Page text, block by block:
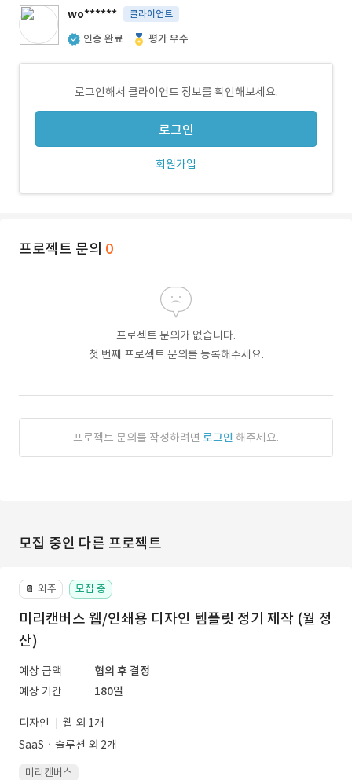
wo****** 클라이언트
인증 완료 평가 우수
로그인해서 클라이언트 정보를 확인해보세요.
로그인
회원가입
프로젝트 문의 0
프로젝트 문의가 없습니다.
첫 번째 프로젝트 문의를 등록해주세요.
프로젝트 문의를 작성하려면 로그인 해주세요.
모집 중인 다른 프로젝트
📔 외주 모집 중
미리캔버스 웹/인쇄용 디자인 템플릿 정기 제작 (월 정
산)
예상 금액
협의 후 결정
예상 기간
180일
디자인
웹 외 1개
SaaSㆍ솔루션 외 2개
미리캔버스